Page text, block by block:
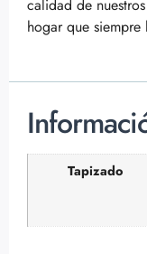
calidad de
hogar que siempre
Tapizado